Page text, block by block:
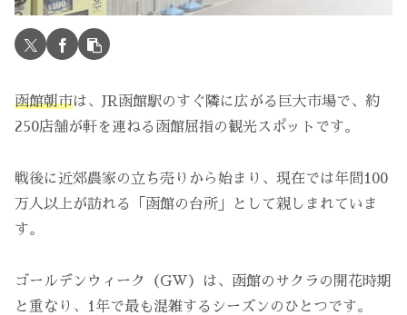
函館朝市は、JR函館駅のすぐ隣に広がる巨大市場で、約
250店舗が軒を連ねる函館屈指の観光スポットです。
戦後に近郊農家の立ち売りから始まり、現在では年間100
万人以上が訪れる「函館の台所」として親しまれていま
す。
ゴールデンウィーク（GW）は、函館のサクラの開花時期
と重なり、1年で最も混雑するシーズンのひとつです。